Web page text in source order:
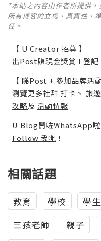
*本站之內容由作者所提供
所有博客的立場、真實性、
任。
【 U Creator 招募 】
出Post賺現金獎賞 l 登記
【 睇Post + 參加品牌活動
瀏覽更多社群 打卡 丶 旅遊
攻略及 活動情報
U Blog開咗WhatsApp啦
Follow 我哋 ！
相關話題
教育 學校 學生
三孩老師
親子